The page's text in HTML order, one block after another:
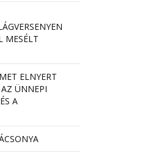
MESÉLT
ELNYERT
ÜNNEPI
A